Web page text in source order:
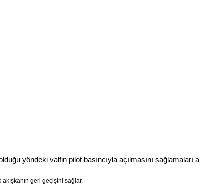
yöndeki valfin pilot basıncıyla açılmasını sağlamaları a
geri geçişini sağlar.